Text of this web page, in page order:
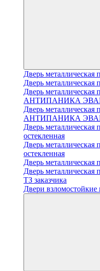
Дверь металлическая
Дверь металлическая
Дверь металлическая
АНТИПАНИКА
Дверь металлическая
АНТИПАНИКА
Дверь металлическая
остекленная
Дверь металлическая
остекленная
Дверь металлическая
Дверь металлическая
ТЗ заказчика
Двери взломостойкие